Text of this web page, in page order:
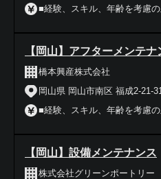
■経験、スキル、年齢を考慮
【岡山】アフターメンテナ
橋本興産株式会社
岡山県 岡山市南区 福成2-21-
■経験、スキル、年齢を考慮
【岡山】設備メンテナンス
株式会社グリーンポートリー